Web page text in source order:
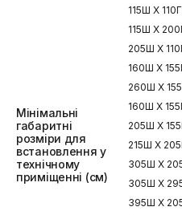
Мінімальні
габаритні
розміри для
встановлення у
технічному
приміщенні (см)
115Ш X
115Ш X
205Ш X
160Ш X
260Ш X
160Ш X
205Ш X
215Ш X
305Ш X
305Ш X
395Ш X